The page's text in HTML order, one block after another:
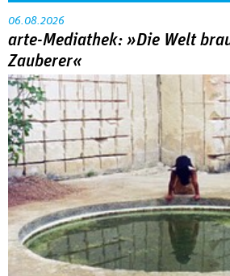
06.08.2026
arte-Mediathek: »Die Welt
Zauberer«